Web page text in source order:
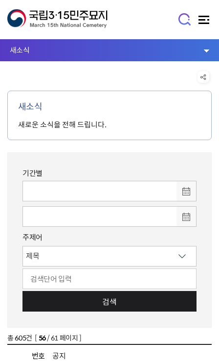
새소식
새소식
새로운 소식을 전해 드립니다.
기간별
주제어
검색
총605건 [56/ 61 페이지 ]
번호
공지